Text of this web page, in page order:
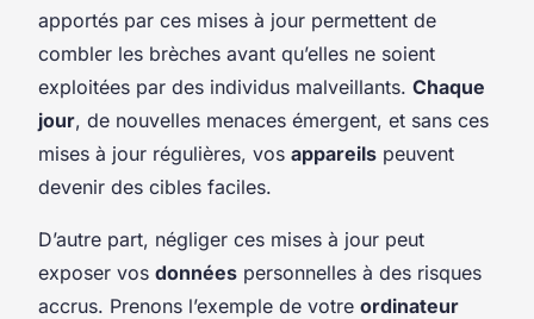
apportés par ces mises à jour permettent de
combler les brèches avant qu’elles ne soient
exploitées par des individus malveillants. Chaque
jour, de nouvelles menaces émergent, et sans ces
mises à jour régulières, vos appareils peuvent
devenir des cibles faciles.
D’autre part, négliger ces mises à jour peut
exposer vos données personnelles à des risques
accrus. Prenons l’exemple de votre ordinateur